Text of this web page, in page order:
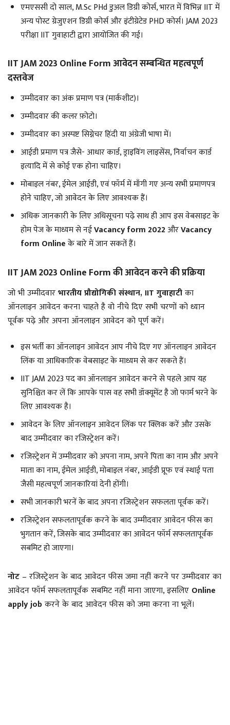
एमएससी दो साल, M.Sc PHd डुअल डिग्री कोर्स, भारत में विभिन्न IIT में
अन्य पोस्ट ग्रेजुएशन डिग्री कोर्स और इंटीग्रेटेड PHD कोर्स। JAM 2023
परीक्षा IIT गुवाहाटी द्वारा आयोजित की गई।
IIT JAM 2023 Online Form आवेदन सम्बन्धित महत्वपूर्ण
दस्तवेज
उम्मीदवार का अंक प्रमाण पत्र (मार्कशीट)।
उम्मीदवार की कलर फ़ोटो।
उम्मीदवार का अस्पष्ट सिग्नेचर हिंदी या अंग्रेजी भाषा में।
आईडी प्रमाण पत्र जैसे- आधार कार्ड, ड्राइविंग लाइसेंस, निर्वाचन कार्ड
इत्यादि में से कोई एक होना चाहिए।
मोबाइल नंबर, ईमेल आईडी, एवं फॉर्म में माँगी गए अन्य सभी प्रमाणपत्र
होने चाहिए, जो आवेदन के लिए आवश्यक हैं।
अधिक जानकारी के लिए अधिसूचना पढ़े साथ ही आप इस वेबसाइट के
होम पेज के माध्यम से नईVacancy form 2022औरVacancy
form Onlineके बारे में जान सकतें हैं।
IIT JAM 2023 Online Form की आवेदन करने की प्रक्रिया
जो भी उम्मीदवारभारतीय प्रौद्योगिकी संस्थान, IIT गुवाहाटीका
ऑनलाइन आवेदन करना चाहते है वो नीचे दिए सभी चरणों को ध्यान
पूर्वक पढ़े और अपना ऑनलाइन आवेदन को पूर्ण करें।
इस भर्ती का ऑनलाइन आवेदन आप नीचे दिए गए ऑनलाइन आवेदन
लिंक या आधिकारिक वेबसाइट के माध्यम से कर सकते हैं।
IIT JAM 2023 पद का ऑनलाइन आवेदन करने से पहले आप यह
सुनिश्चित कर लें कि आपके पास वह सभी डॉक्यूमेंट है जो फार्म भरने के
लिए आवश्यक है।
आवेदन के लिए ऑनलाइन आवेदन लिंक पर क्लिक करें और उसके
बाद उम्मीदवार का रजिस्ट्रेशन करें।
रजिस्ट्रेशन में उम्मीदवार को अपना नाम, अपने पिता का नाम और अपने
माता का नाम, ईमेल आईडी, मोबाइल नंबर, आईडी प्रूफ एवं स्थाई पता
जैसी महत्वपूर्ण जानकारियां देनी होंगी।
सभी जानकारी भरनें के बाद अपना रजिस्ट्रेशन सफलता पूर्वक करें।
रजिस्ट्रेशन सफलतापूर्वक करने के बाद उम्मीदवार आवेदन फीस का
भुगतान करें, जिसके बाद उम्मीदवार का आवेदन फॉर्म सफलतापूर्वक
सबमिट हो जाएगा।
नोट – रजिस्ट्रेशन के बाद आवेदन फीस जमा नहीं करने पर उम्मीदवार का
आवेदन फॉर्म सफलतापूर्वक सबमिट नहीं माना जाएगा, इसलिए Online
apply jobकरने के बाद आवेदन फीस को जमा करना ना भूलें।